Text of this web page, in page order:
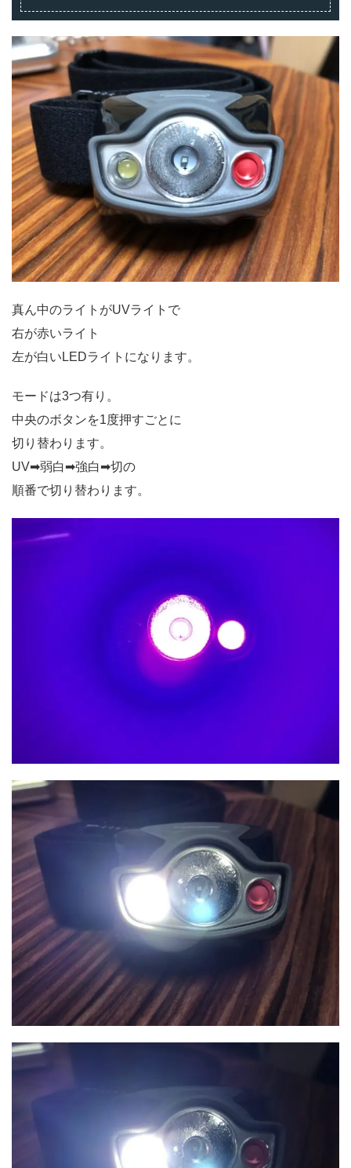
真ん中のライトがUVライトで
右が赤いライト
左が白いLEDライトになります。
モードは3つ有り。
中央のボタンを1度押すごとに
切り替わります。
UV➡弱白➡強白➡切の
順番で切り替わります。